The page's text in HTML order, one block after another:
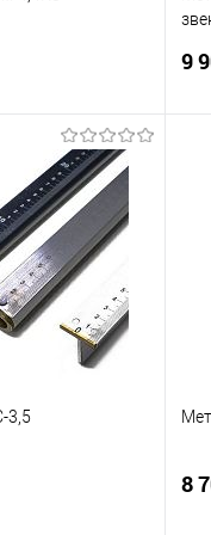
4,4КЗ. Длина
деления 1 мм.
Сравнить
Недоступно
9
3,5
8